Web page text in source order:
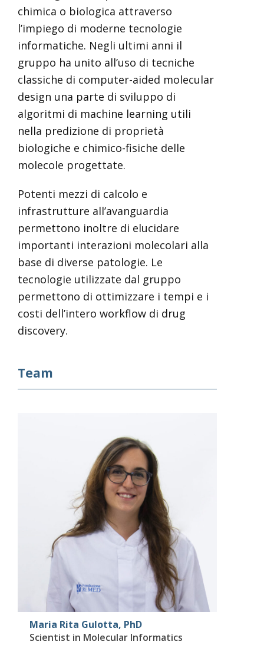
chimica o biologica attraverso
l’impiego di moderne tecnologie
informatiche. Negli ultimi anni il
gruppo ha unito all’uso di tecniche
classiche di computer-aided molecular
design una parte di sviluppo di
algoritmi di machine learning utili
nella predizione di proprietà
biologiche e chimico-fisiche delle
molecole progettate.
Potenti mezzi di calcolo e
infrastrutture all’avanguardia
permettono inoltre di elucidare
importanti interazioni molecolari alla
base di diverse patologie. Le
tecnologie utilizzate dal gruppo
permettono di ottimizzare i tempi e i
costi dell’intero workflow di drug
discovery.
Team
Maria Rita Gulotta, PhD
Scientist in Molecular Informatics